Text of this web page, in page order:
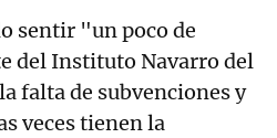
sentir "un poco de
del Instituto Navarro del
falta de subvenciones y
veces tienen la